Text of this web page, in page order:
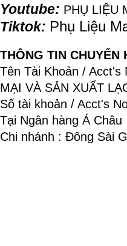
Youtube: PHỤ LIỆU
Tiktok: Phụ Liệu
THÔNG TIN CHUYỂN
Tên Tài Khoản /
MẠI VÀ SẢN XUẤT
Số tài khoản / Acct's
Tại Ngân hàng Á Châu
Chi nhánh : Đông Sài